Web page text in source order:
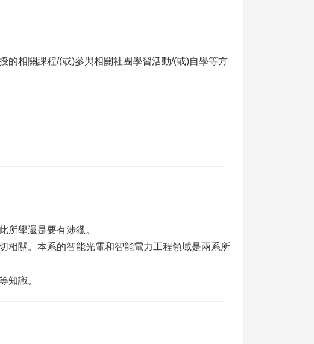
的相關課程/(或)參與相關社團學習活動/(或)自學等方
學還是要有涉獵。
關。本系的智能光電和智能電力工程領域是兩系所
知識。